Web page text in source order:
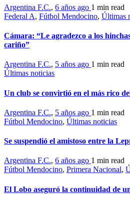
Argentina F.C., 6 años ago 1 min read
Federal A, Fútbol Mendocino, Últimas
Cámara: “Le agradezco a los
cariño”
Argentina F.C., 5 años ago 1 min read
Últimas noticias
Un club se convirtió en el más rico
Argentina F.C., 5 años ago 1 min read
Fútbol Mendocino, Últimas noticias
Se suspendió el amistoso entre la
Argentina F.C., 6 años ago 1 min read
Fútbol Mendocino, Primera Nacional,
El Lobo aseguró la continuidad de